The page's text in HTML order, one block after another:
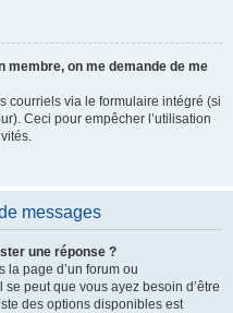
membre, on me demande de me
courriels via le formulaire intégré (si
Ceci pour empêcher l’utilisation
messages
une réponse ?
page d’un forum ou
peut que vous ayez besoin d’être
des options disponibles est